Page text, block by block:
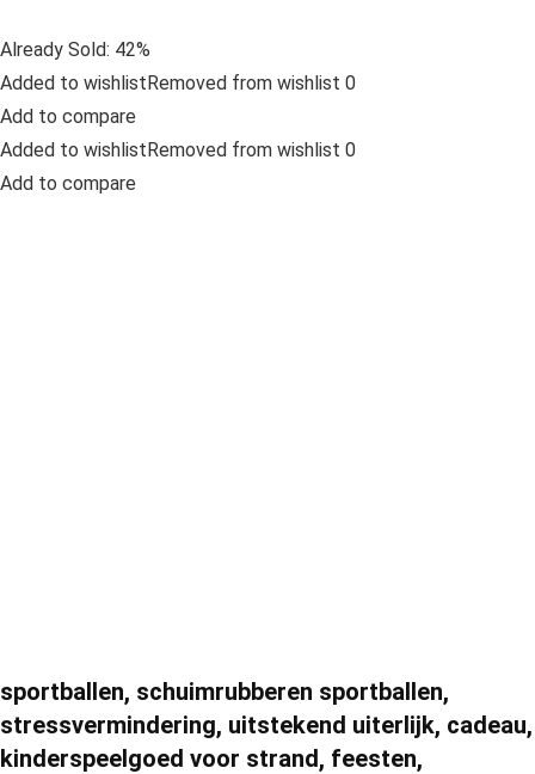
Already Sold: 42%
Added to wishlistRemoved from wishlist 0
Add to compare
Added to wishlistRemoved from wishlist 0
Add to compare
sportballen, schuimrubberen sportballen,
stressvermindering, uitstekend uiterlijk, cadeau,
kinderspeelgoed voor strand, feesten,